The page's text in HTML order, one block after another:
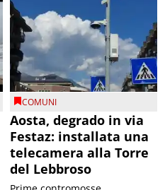
COMUNI
Aosta, degrado in via
Festaz: installata una
telecamera alla Torre
del Lebbroso